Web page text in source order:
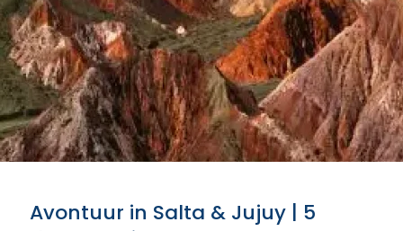
Avontuur in Salta & Jujuy | 5